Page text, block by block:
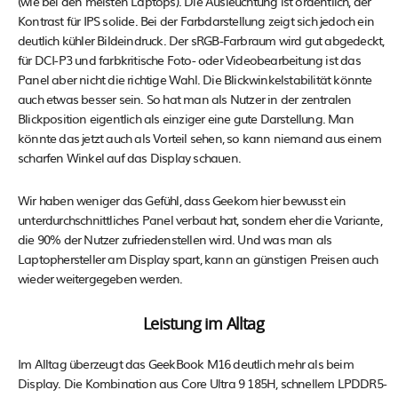
Kontrast für IPS solide. Bei der Farbdarstellung zeigt sich jedoch ein
deutlich kühler Bildeindruck. Der sRGB-Farbraum wird gut abgedeckt,
für DCI-P3 und farbkritische Foto- oder Videobearbeitung ist das
Panel aber nicht die richtige Wahl. Die Blickwinkelstabilität könnte
auch etwas besser sein. So hat man als Nutzer in der zentralen
Blickposition eigentlich als einziger eine gute Darstellung. Man
könnte das jetzt auch als Vorteil sehen, so kann niemand aus einem
scharfen Winkel auf das Display schauen.
Wir haben weniger das Gefühl, dass Geekom hier bewusst ein
unterdurchschnittliches Panel verbaut hat, sondern eher die Variante,
die 90% der Nutzer zufriedenstellen wird. Und was man als
Laptophersteller am Display spart, kann an günstigen Preisen auch
wieder weitergegeben werden.
Leistung im Alltag
Im Alltag überzeugt das GeekBook M16 deutlich mehr als beim
Display. Die Kombination aus Core Ultra 9 185H, schnellem LPDDR5-